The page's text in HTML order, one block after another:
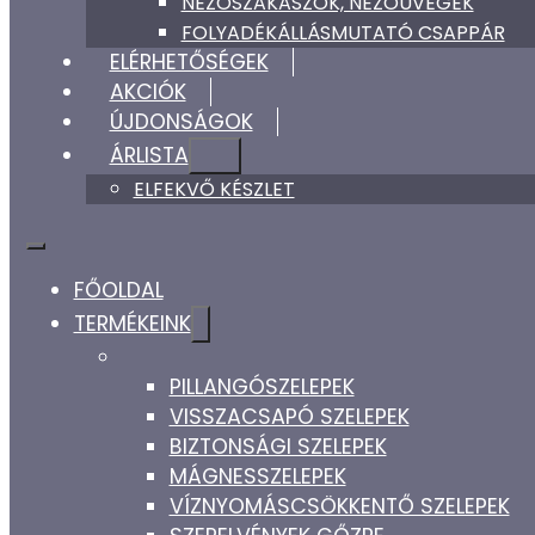
FOLYADÉKÁLLÁSMUTATÓ CSAPPÁR
ELÉRHETŐSÉGEK
AKCIÓK
ÚJDONSÁGOK
ÁRLISTA
ELFEKVŐ KÉSZLET
FŐOLDAL
TERMÉKEINK
PILLANGÓSZELEPEK
VISSZACSAPÓ SZELEPEK
BIZTONSÁGI SZELEPEK
MÁGNESSZELEPEK
VÍZNYOMÁSCSÖKKENTŐ SZELEPEK